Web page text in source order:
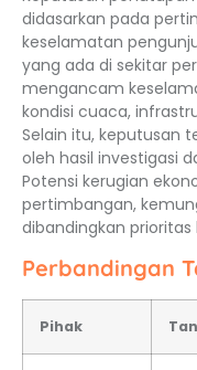
didasarkan pada
keselamatan
yang ada di sekitar
mengancam
kondisi cuaca,
Selain itu, keputusan
oleh hasil investigasi
Potensi kerugian
pertimbangan,
dibandingkan
Perbandingan
Pihak